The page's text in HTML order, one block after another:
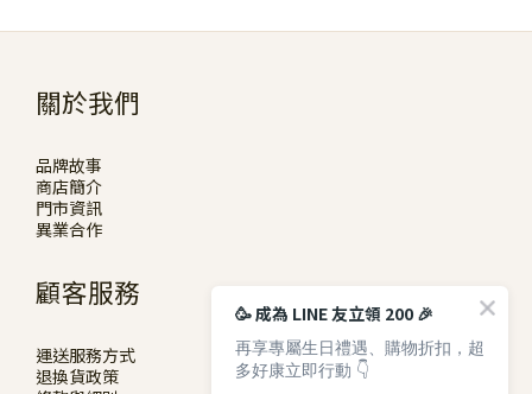
關於我們
品牌故事
商店簡介
門市資訊
異業合作
顧客服務
運送服務方式
退換貨政策
🥳 成為 LINE 友立領 200 🎉
再享專屬生日禮遇、購物折扣，超
多好康立即行動 👇